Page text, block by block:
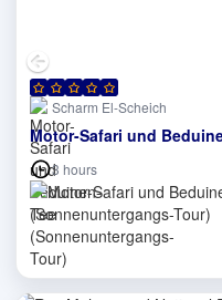
Scharm El-Scheich
Motor-Safari und
3 hours